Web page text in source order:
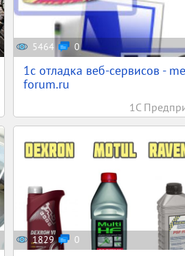
5464 0
1c отладка веб-сервисов -
forum.ru
1С
1829 0